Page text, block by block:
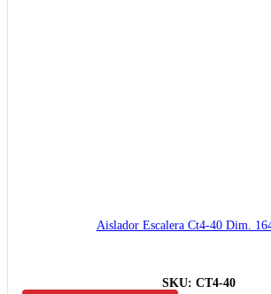
Aislador Escalera Ct4-40 Dim.
SKU: CT4-40